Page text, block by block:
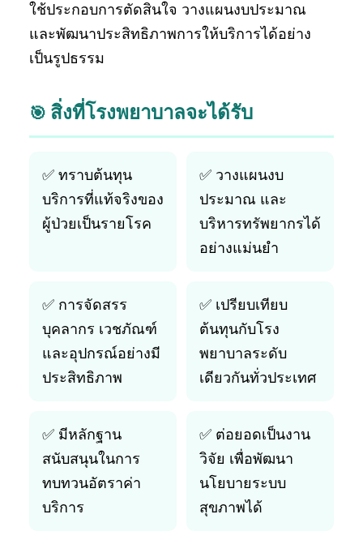
ใช้ประกอบการตัดสินใจ วางแผนงบประมาณ
และพัฒนาประสิทธิภาพการให้บริการได้อย่าง
เป็นรูปธรรม
🎯 สิ่งที่โรงพยาบาลจะได้รับ
✅ ทราบต้นทุน
บริการที่แท้จริงของ
ผู้ป่วยเป็นรายโรค
✅ วางแผนงบ
ประมาณ และ
บริหารทรัพยากรได้
อย่างแม่นยำ
✅ การจัดสรร
บุคลากร เวชภัณฑ์
และอุปกรณ์อย่างมี
ประสิทธิภาพ
✅ เปรียบเทียบ
ต้นทุนกับโรง
พยาบาลระดับ
เดียวกันทั่วประเทศ
✅ มีหลักฐาน
สนับสนุนในการ
ทบทวนอัตราค่า
บริการ
✅ ต่อยอดเป็นงาน
วิจัย เพื่อพัฒนา
นโยบายระบบ
สุขภาพได้